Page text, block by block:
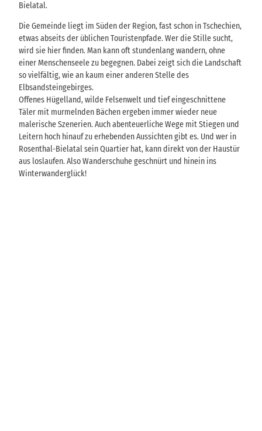
Bielatal.
Die Gemeinde liegt im Süden der Region, fast schon in Tschechien,
etwas abseits der üblichen Touristenpfade. Wer die Stille sucht,
wird sie hier finden. Man kann oft stundenlang wandern, ohne
einer Menschenseele zu begegnen. Dabei zeigt sich die Landschaft
so vielfältig, wie an kaum einer anderen Stelle des
Elbsandsteingebirges.
Offenes Hügelland, wilde Felsenwelt und tief eingeschnittene
Täler mit murmelnden Bächen ergeben immer wieder neue
malerische Szenerien. Auch abenteuerliche Wege mit Stiegen und
Leitern hoch hinauf zu erhebenden Aussichten gibt es. Und wer in
Rosenthal-Bielatal sein Quartier hat, kann direkt von der Haustür
aus loslaufen. Also Wanderschuhe geschnürt und hinein ins
Winterwanderglück!